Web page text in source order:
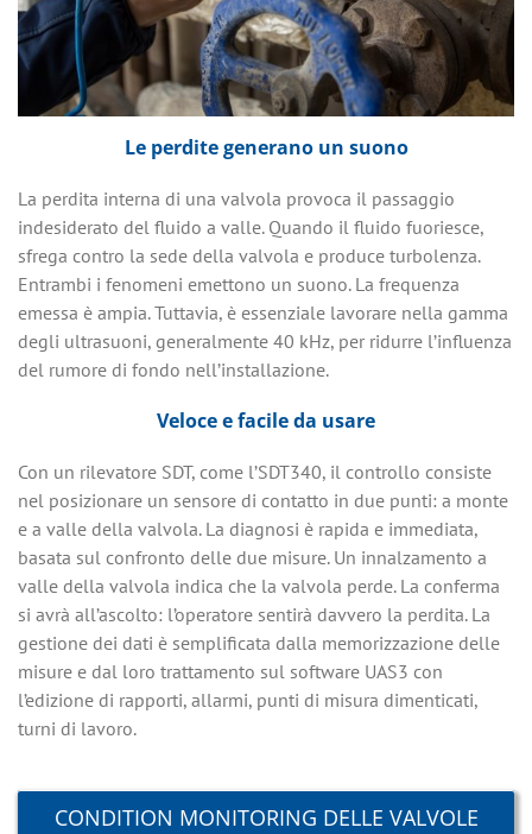
Le perdite generano un suono
La perdita interna di una valvola provoca il passaggio
indesiderato del fluido a valle. Quando il fluido fuoriesce,
sfrega contro la sede della valvola e produce turbolenza.
Entrambi i fenomeni emettono un suono. La frequenza
emessa è ampia. Tuttavia, è essenziale lavorare nella gamma
degli ultrasuoni, generalmente 40 kHz, per ridurre l’influenza
del rumore di fondo nell’installazione.
Veloce e facile da usare
Con un rilevatore SDT, come l’SDT340, il controllo consiste
nel posizionare un sensore di contatto in due punti: a monte
e a valle della valvola. La diagnosi è rapida e immediata,
basata sul confronto delle due misure. Un innalzamento a
valle della valvola indica che la valvola perde. La conferma
si avrà all’ascolto: l’operatore sentirà davvero la perdita. La
gestione dei dati è semplificata dalla memorizzazione delle
misure e dal loro trattamento sul software UAS3 con
l’edizione di rapporti, allarmi, punti di misura dimenticati,
turni di lavoro.
CONDITION MONITORING DELLE VALVOLE